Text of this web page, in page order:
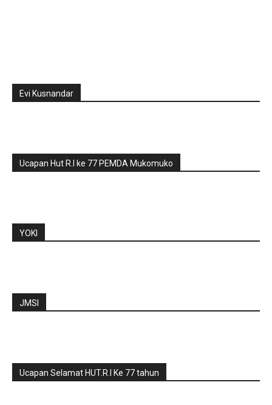
Evi Kusnandar
Ucapan Hut R.I ke 77 PEMDA Mukomuko
YOKI
JMSI
Ucapan Selamat HUT.R.I Ke 77 tahun